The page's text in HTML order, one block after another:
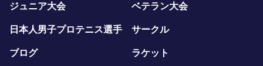
ジュニア大会 ベテラン大会
日本人男子プロテニス選手 サークル
ブログ ラケット